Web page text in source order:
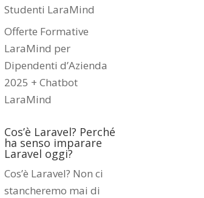
Studenti LaraMind
Offerte Formative
LaraMind per
Dipendenti d’Azienda
2025 + Chatbot
LaraMind
Cos’è Laravel? Perché
ha senso imparare
Laravel oggi?
Cos’è Laravel? Non ci
stancheremo mai di